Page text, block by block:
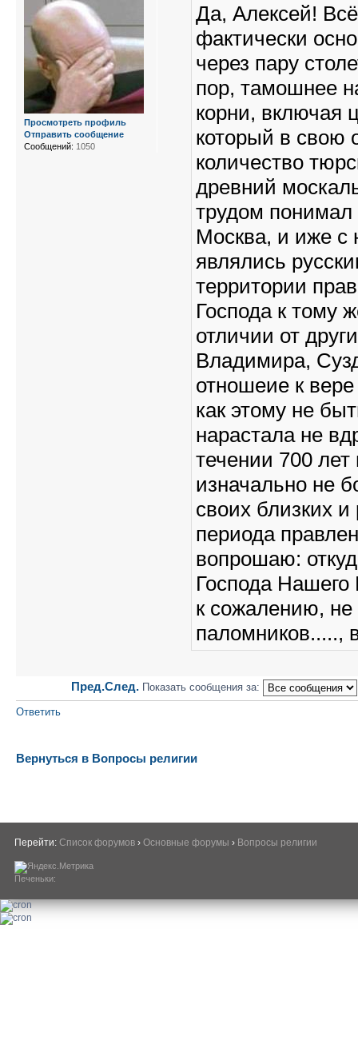
Да, Алексей!
фактически
через пару
пор, тамошнее
корни, включая
который в свою
количество
древний
трудом
Москва, и иже с
являлись
территории
Господа к тому
отличии от
Владимира,
отношеие к
как этому не
нарастала не
течении 700 лет
изначально не
своих близких
периода
вопрошаю:
Господа
к сожалению, не
паломников.....,
Просмотреть профиль
Отправить сообщение
Сообщений: 1050
Пред.След. Показать сообщения за:
Ответить
Вернуться в Вопросы религии
Перейти: Список форумов › Основные форумы › Вопросы религии
Печеньки: